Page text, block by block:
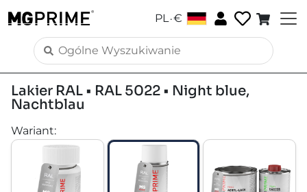
PL.€
Lakier RAL • RAL 5022 • Night blue,
Nachtblau
Wariant: